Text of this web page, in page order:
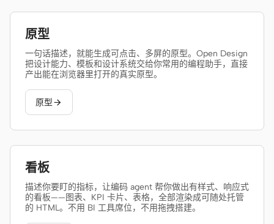
版主 Events
Discord
X
原型
一句话描述，就能生成可点击、多屏的原型。Open Design
把设计能力、模板和设计系统交给你常用的编程助手，直接
产出能在浏览器里打开的真实原型。
原型
看板
描述你要盯的指标，让编码 agent 帮你做出有样式、响应式
的看板——图表、KPI 卡片、表格，全部渲染成可随处托管
的 HTML。不用 BI 工具席位，不用拖拽搭建。